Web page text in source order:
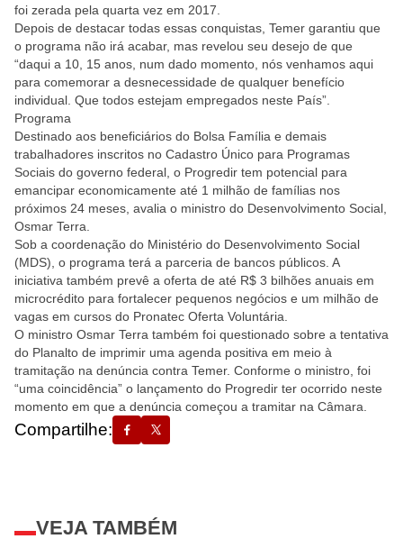
foi zerada pela quarta vez em 2017.
Depois de destacar todas essas conquistas, Temer garantiu que
o programa não irá acabar, mas revelou seu desejo de que
“daqui a 10, 15 anos, num dado momento, nós venhamos aqui
para comemorar a desnecessidade de qualquer benefício
individual. Que todos estejam empregados neste País”.
Programa
Destinado aos beneficiários do Bolsa Família e demais
trabalhadores inscritos no Cadastro Único para Programas
Sociais do governo federal, o Progredir tem potencial para
emancipar economicamente até 1 milhão de famílias nos
próximos 24 meses, avalia o ministro do Desenvolvimento Social,
Osmar Terra.
Sob a coordenação do Ministério do Desenvolvimento Social
(MDS), o programa terá a parceria de bancos públicos. A
iniciativa também prevê a oferta de até R$ 3 bilhões anuais em
microcrédito para fortalecer pequenos negócios e um milhão de
vagas em cursos do Pronatec Oferta Voluntária.
O ministro Osmar Terra também foi questionado sobre a tentativa
do Planalto de imprimir uma agenda positiva em meio à
tramitação na denúncia contra Temer. Conforme o ministro, foi
“uma coincidência” o lançamento do Progredir ter ocorrido neste
momento em que a denúncia começou a tramitar na Câmara.
Compartilhe:
VEJA TAMBÉM